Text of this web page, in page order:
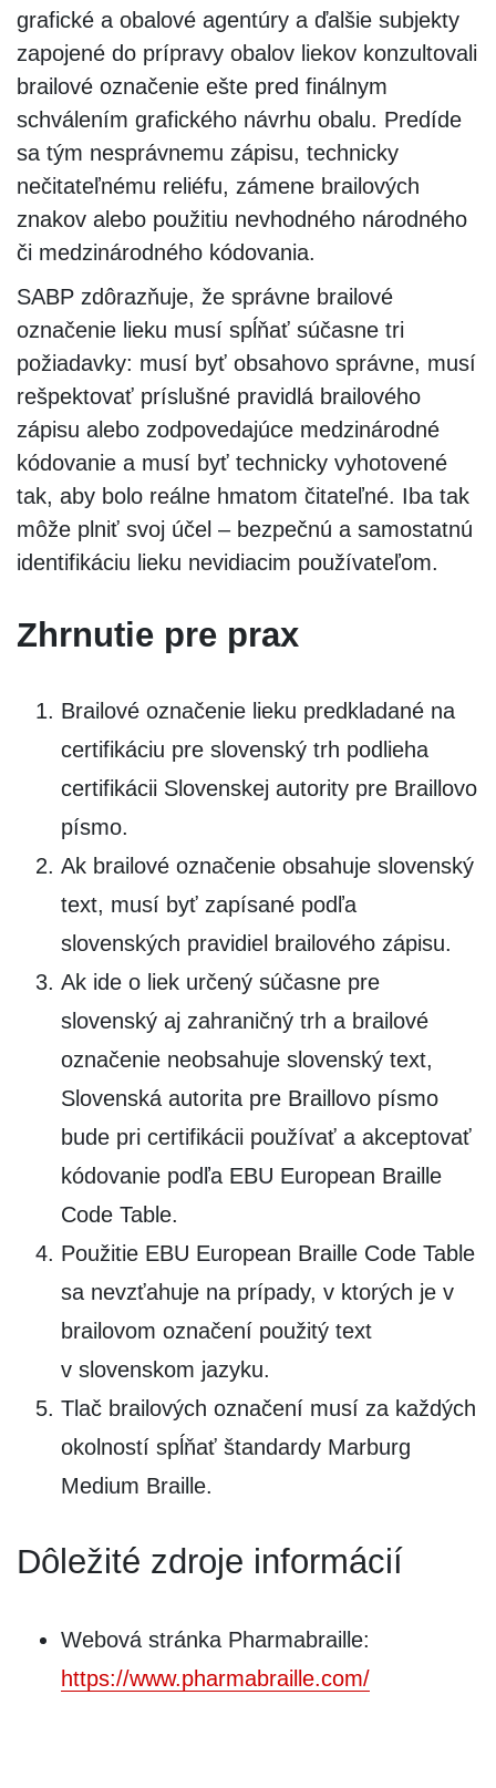
grafické a obalové agentúry a ďalšie subjekty
zapojené do prípravy obalov liekov konzultovali
brailové označenie ešte pred finálnym
schválením grafického návrhu obalu. Predíde
sa tým nesprávnemu zápisu, technicky
nečitateľnému reliéfu, zámene brailových
znakov alebo použitiu nevhodného národného
či medzinárodného kódovania.
SABP zdôrazňuje, že správne brailové
označenie lieku musí spĺňať súčasne tri
požiadavky: musí byť obsahovo správne, musí
rešpektovať príslušné pravidlá brailového
zápisu alebo zodpovedajúce medzinárodné
kódovanie a musí byť technicky vyhotovené
tak, aby bolo reálne hmatom čitateľné. Iba tak
môže plniť svoj účel – bezpečnú a samostatnú
identifikáciu lieku nevidiacim používateľom.
Zhrnutie pre prax
Brailové označenie lieku predkladané na
certifikáciu pre slovenský trh podlieha
certifikácii Slovenskej autority pre Braillovo
písmo.
Ak brailové označenie obsahuje slovenský
text, musí byť zapísané podľa
slovenských pravidiel brailového zápisu.
Ak ide o liek určený súčasne pre
slovenský aj zahraničný trh a brailové
označenie neobsahuje slovenský text,
Slovenská autorita pre Braillovo písmo
bude pri certifikácii používať a akceptovať
kódovanie podľa EBU European Braille
Code Table.
Použitie EBU European Braille Code Table
sa nevzťahuje na prípady, v ktorých je v
brailovom označení použitý text
v slovenskom jazyku.
Tlač brailových označení musí za každých
okolností spĺňať štandardy Marburg
Medium Braille.
Dôležité zdroje informácií
Webová stránka Pharmabraille:
https://www.pharmabraille.com/